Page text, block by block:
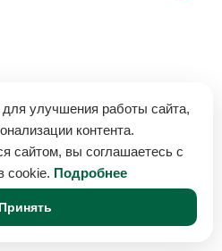
улучшения работы сайта,
контента.
сайтом, вы соглашаетесь с
cookie. Подробнее
Принять